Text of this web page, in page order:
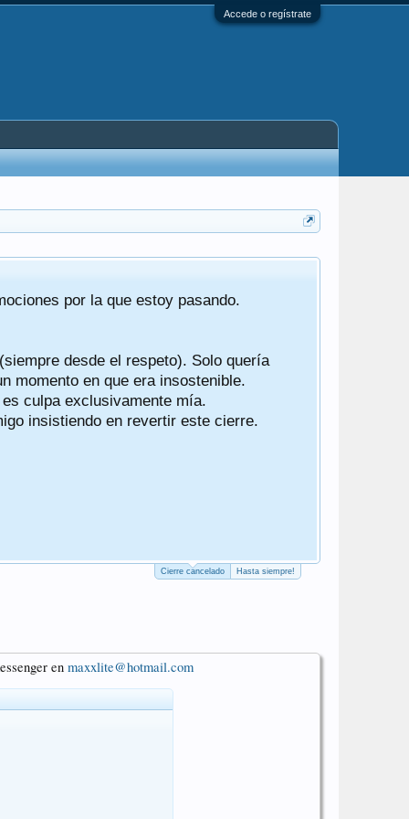
Accede o regístrate
por la que estoy pasando.
desde el respeto). Solo quería
momento en que era insostenible.
culpa exclusivamente mía.
insistiendo en revertir este cierre.
Cierre cancelado Hasta siempre!
en maxxlite@hotmail.com